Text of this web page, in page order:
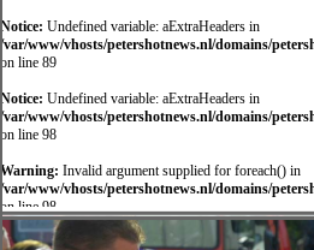
Notice: Undefined variable: aExtraHeaders in
/var/www/vhosts/petershotnews.nl/domains/
on line 89
Notice: Undefined variable: aExtraHeaders in
/var/www/vhosts/petershotnews.nl/domains/
on line 98
Warning: Invalid argument supplied for foreach() in
/var/www/vhosts/petershotnews.nl/domains/
on line 98